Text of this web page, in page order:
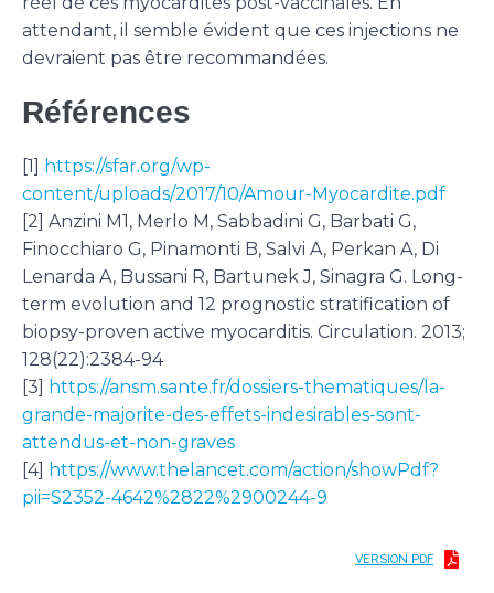
attendant, il semble évident que ces injections ne
devraient pas être recommandées.
Références
[1] https://sfar.org/wp-
content/uploads/2017/10/Amour-Myocardite.pdf
[2] Anzini M1, Merlo M, Sabbadini G, Barbati G,
Finocchiaro G, Pinamonti B, Salvi A, Perkan A, Di
Lenarda A, Bussani R, Bartunek J, Sinagra G. Long-
term evolution and 12 prognostic stratification of
biopsy-proven active myocarditis. Circulation. 2013;
128(22):2384-94
[3] https://ansm.sante.fr/dossiers-thematiques/la-
grande-majorite-des-effets-indesirables-sont-
attendus-et-non-graves
[4] https://www.thelancet.com/action/showPdf?
pii=S2352-4642%2822%2900244-9
VERSION PDF